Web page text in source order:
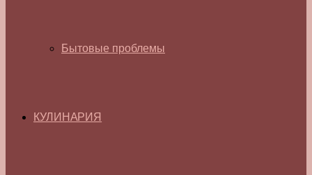
Бытовые проблемы
КУЛИНАРИЯ